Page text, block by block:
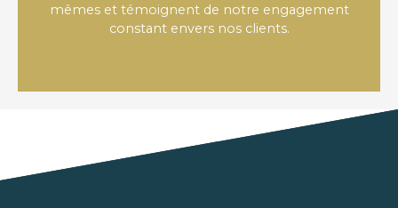
mêmes et témoignent de notre engagement
constant envers nos clients.